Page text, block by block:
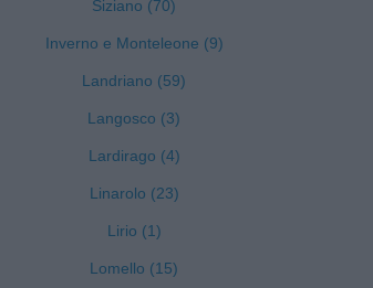
Siziano (70)
Inverno e Monteleone (9)
Landriano (59)
Langosco (3)
Lardirago (4)
Linarolo (23)
Lirio (1)
Lomello (15)